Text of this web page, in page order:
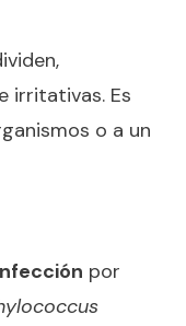
irritativas. Es
o a un
por